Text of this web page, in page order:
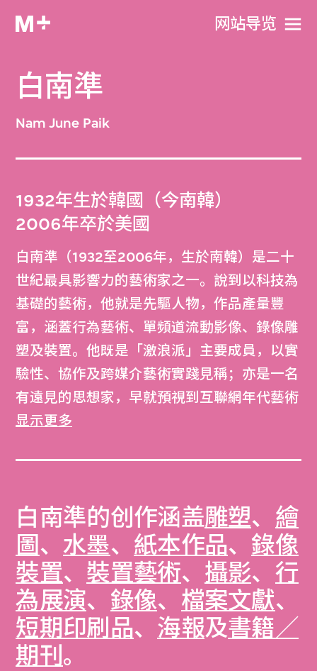
网站导览
白南準
Nam June Paik
1932年生於韓國（今南韓）
2006年卒於美國
白南準（1932至2006年，生於南韓）是二十
世紀最具影響力的藝術家之一。說到以科技為
基礎的藝術，他就是先驅人物，作品產量豐
富，涵蓋行為藝術、單頻道流動影像、錄像雕
塑及裝置。他既是「激浪派」主要成員，以實
驗性、協作及跨媒介藝術實踐見稱；亦是一名
有遠見的思想家，早就預視到互聯網年代藝術
創作與交流的未來。
显示更多
白南準的创作涵盖雕塑、 繪
圖、 水墨、 紙本作品、 錄像
裝置、 裝置藝術、 攝影、 行
為展演、 錄像、 檔案文獻、
短期印刷品、 海報及書籍／
期刊。